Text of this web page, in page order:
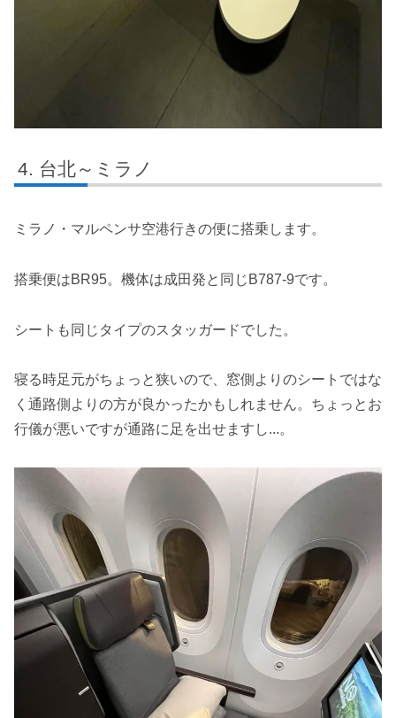
台北～ミラノ
ミラノ・マルペンサ空港行きの便に搭乗します。
搭乗便はBR95。機体は成田発と同じB787-9です。
シートも同じタイプのスタッガードでした。
寝る時足元がちょっと狭いので、窓側よりのシートではな
く通路側よりの方が良かったかもしれません。ちょっとお
行儀が悪いですが通路に足を出せますし...。